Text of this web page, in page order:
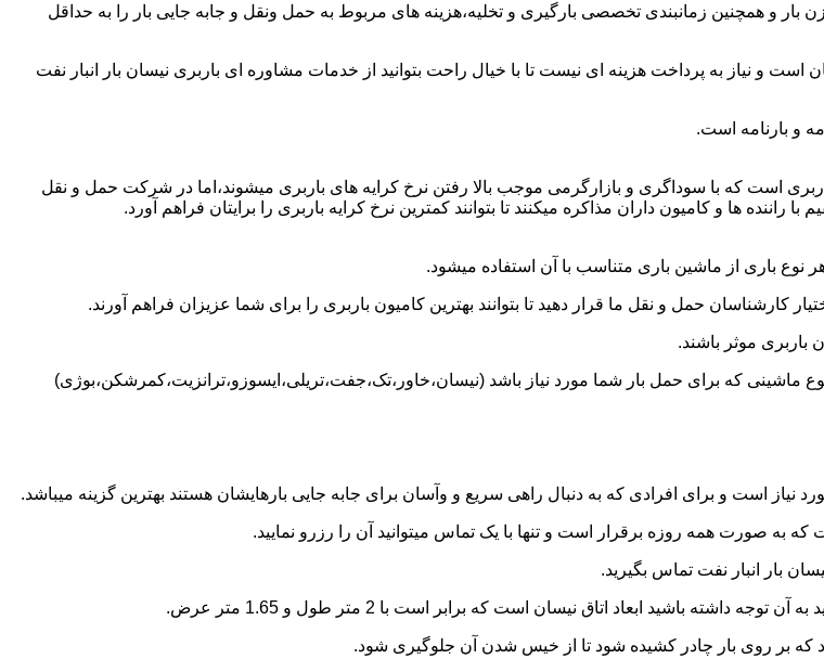
و همچنین زمانبندی تخصصی بارگیری و تخلیه،هزینه های مربوط به حمل ونقل و جابه جایی بار را به حداقل
و نیاز به پرداخت هزینه ای نیست تا با خیال راحت بتوانید از خدمات مشاوره ای باربری نیسان بار انبار نفت
و بارنامه است.
است که با سوداگری و بازارگرمی موجب بالا رفتن نرخ کرایه های باربری میشوند،اما در شرکت حمل و نقل
ها و کامیون داران مذاکره میکنند تا بتوانند کمترین نرخ کرایه باربری را برایتان فراهم آورد.
باری از ماشین باری متناسب با آن استفاده میشود.
حمل و نقل ما قرار دهید تا بتوانند بهترین کامیون باربری را برای شما عزیزان فراهم آورند.
باربری موثر باشند.
که برای حمل بار شما مورد نیاز باشد (نیسان،خاور،تک،جفت،تریلی،ایسوزو،ترانزیت،کمرشکن،بوژی)
است و برای افرادی که به دنبال راهی سریع و وآسان برای جابه جایی بارهایشان هستند بهترین گزینه میباشد.
به صورت همه روزه برقرار است و تنها با یک تماس میتوانید آن را رزرو نمایید.
بار انبار نفت تماس بگیرید.
که بر روی بار چادر کشیده شود تا از خیس شدن آن جلوگیری شود.